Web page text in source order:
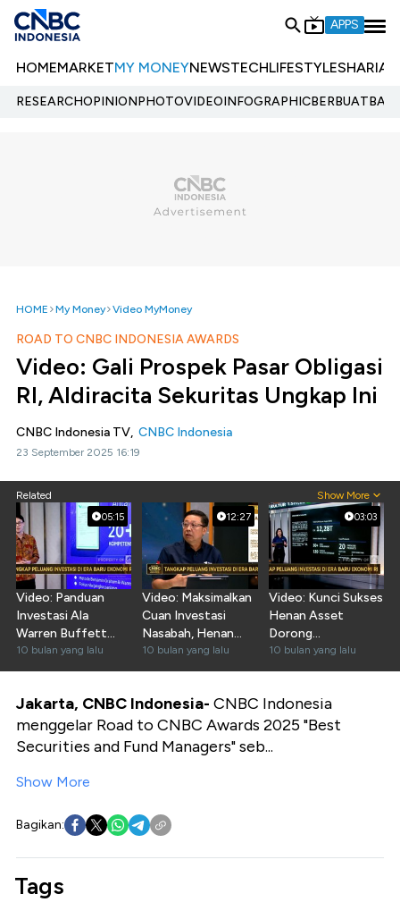
APPS
HOMEMARKETMY MONEYNEWSTECHLIFESTYLESHARIA
RESEARCHOPINIONPHOTOVIDEOINFOGRAPHIC
HOME My Money Video MyMoney
ROAD TO CNBC INDONESIA AWARDS
Video: Gali Prospek Pasar Obligasi
RI, Aldiracita Sekuritas Ungkap Ini
CNBC Indonesia TV, CNBC Indonesia
23 September 2025 16:19
Related Show More
05:15
Video: Panduan
Investasi Ala
Warren Buffett
Dari Tuntun
Sekuritas
10 bulan yang lalu
12:27
Video: Maksimalkan
Cuan Investasi
Nasabah, Henan
Asset Punya 2
Jurus
10 bulan yang lalu
03:03
Video: Kunci Sukses
Henan Asset
Dorong
Pertumbuhan Dana
Kelolaan 644%
10 bulan yang lalu
Jakarta, CNBC Indonesia- CNBC Indonesia
menggelar Road to CNBC Awards 2025 "Best
Securities and Fund Managers" seb...
Show More
Bagikan:
Tags